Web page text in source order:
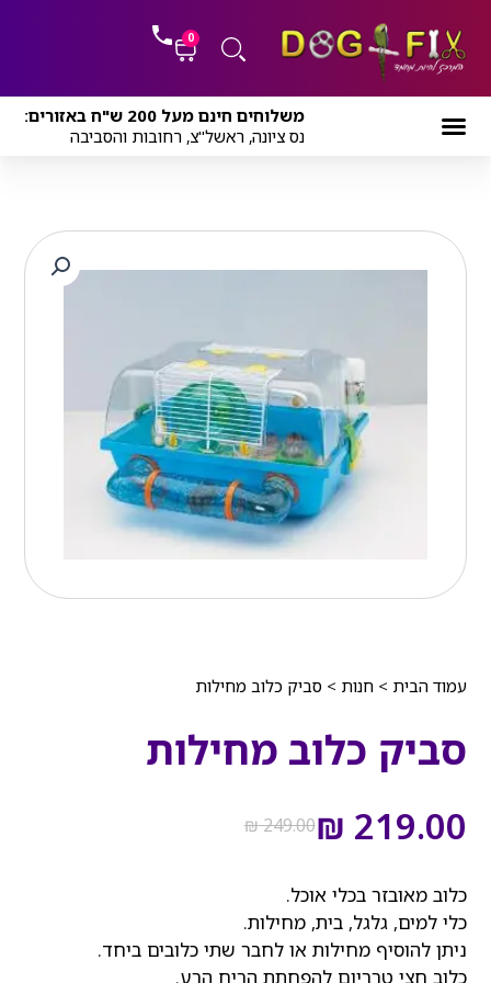
לתוכן
0
עגלת
קניות
משלוחים חינם מעל 200 ש"ח באזורים:
נס ציונה, ראשל"צ, רחובות והסביבה
עמוד הבית >חנות > סביק כלוב מחילות
סביק כלוב מחילות
₪249.00
היה:
₪ 219.00
הוא:
כלוב מאובזר בכלי אוכל.
כלי למים, גלגל, בית, מחילות.
ניתן להוסיף מחילות או לחבר שתי כלובים ביחד.
כלוב חצי טרריום להפחתת הריח הרע.